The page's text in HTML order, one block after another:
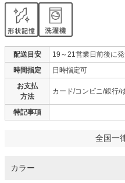
配送目安
19～21営業日前後に
時間指定
日時指定可
お支払
方法
カード/コンビニ/銀行/
特記事項
全国一
カラー